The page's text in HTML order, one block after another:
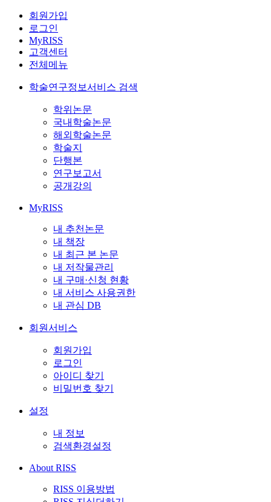
회원가입
로그인
MyRISS
고객센터
전체메뉴
학술연구정보서비스 검색
학위논문
국내학술논문
해외학술논문
학술지
단행본
연구보고서
공개강의
MyRISS
내 추천논문
내 책장
내 최근 본 논문
내 저작물관리
내 구매·신청 현황
내 서비스 사용권한
내 관심 DB
회원서비스
회원가입
로그인
아이디 찾기
비밀번호 찾기
설정
내 정보
검색환경설정
About RISS
RISS 이용방법